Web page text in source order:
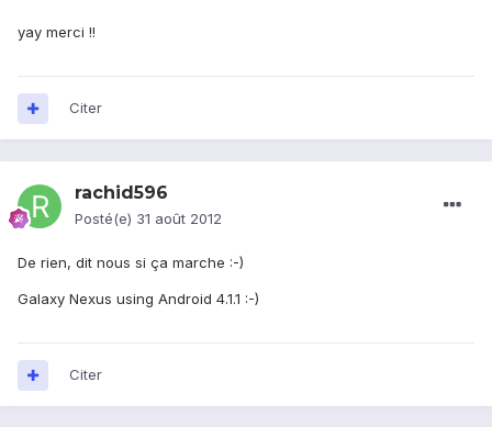
yay merci !!
Citer
rachid596
Posté(e) 31 août 2012
De rien, dit nous si ça marche :-)
Galaxy Nexus using Android 4.1.1 :-)
Citer